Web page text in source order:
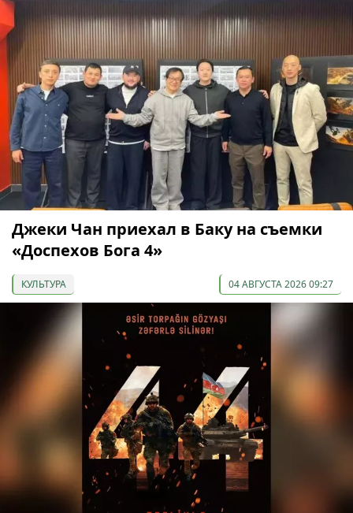
Джеки Чан приехал в Баку на съемки
«Доспехов Бога 4»
КУЛЬТУРА 04 АВГУСТА 2026 09:27